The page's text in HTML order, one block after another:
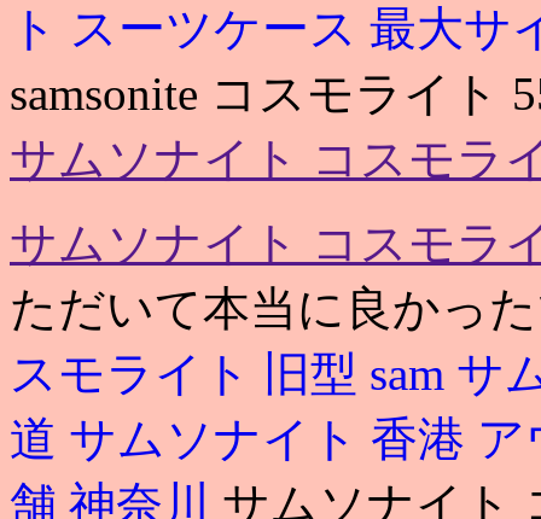
ト スーツケース 最大サ
samsonite コスモライト
サムソナイト コスモラ
サムソナイト コスモラ
ただいて本当に良かっ
スモライト 旧型 sam サ
道 サムソナイト 香港
舗 神奈川 サムソナイト